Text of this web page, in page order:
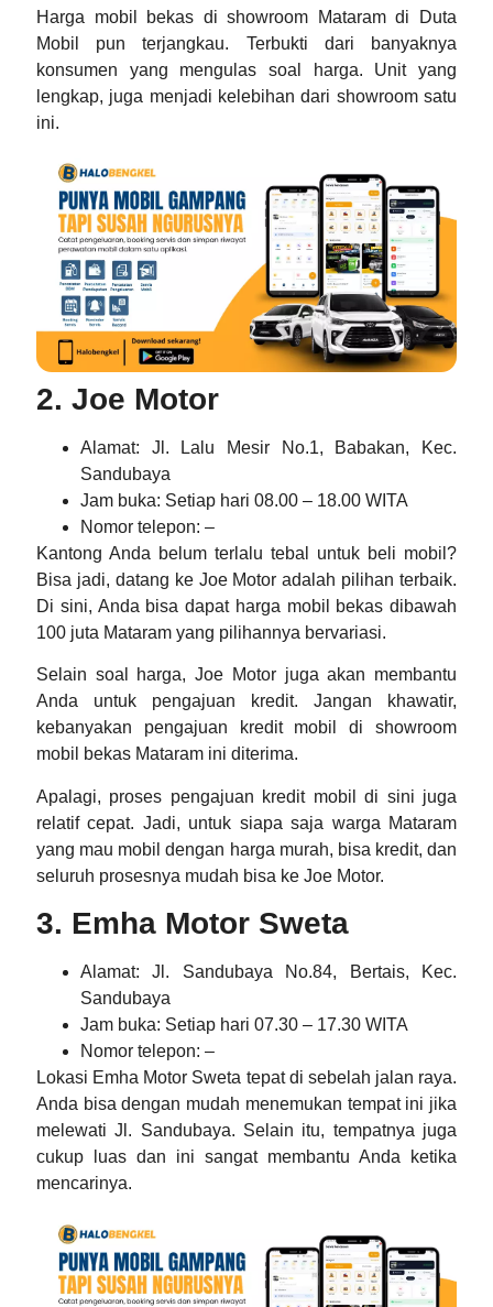
Harga mobil bekas di showroom Mataramdi Duta
Mobil pun terjangkau. Terbukti dari banyaknya
konsumen yang mengulas soal harga. Unit yang
lengkap, juga menjadi kelebihan dari showroom satu
ini.
2. Joe Motor
Alamat: Jl. Lalu Mesir No.1, Babakan, Kec.
Sandubaya
Jam buka: Setiap hari 08.00 – 18.00 WITA
Nomor telepon: –
Kantong Anda belum terlalu tebal untuk beli mobil?
Bisa jadi, datang ke Joe Motor adalah pilihan terbaik.
Di sini, Anda bisa dapat harga mobil bekas dibawah
100 juta Mataram yang pilihannya bervariasi.
Selain soal harga, Joe Motor juga akan membantu
Anda untuk pengajuan kredit. Jangan khawatir,
kebanyakan pengajuan kredit mobil di showroom
mobil bekas Mataram ini diterima.
Apalagi, proses pengajuan kredit mobil di sini juga
relatif cepat. Jadi, untuk siapa saja warga Mataram
yang mau mobil dengan harga murah, bisa kredit, dan
seluruh prosesnya mudah bisa ke Joe Motor.
3. Emha Motor Sweta
Alamat: Jl. Sandubaya No.84, Bertais, Kec.
Sandubaya
Jam buka: Setiap hari 07.30 – 17.30 WITA
Nomor telepon: –
Lokasi Emha Motor Sweta tepat di sebelah jalan raya.
Anda bisa dengan mudah menemukan tempat ini jika
melewati Jl. Sandubaya. Selain itu, tempatnya juga
cukup luas dan ini sangat membantu Anda ketika
mencarinya.